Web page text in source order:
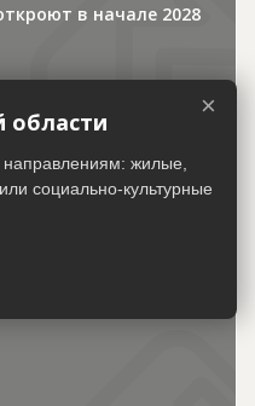
в начале 2028
×
области
направлениям: жилые,
социально-культурные